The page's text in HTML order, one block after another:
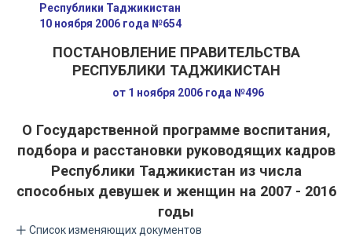
Республики Таджикистан
10 ноября 2006 года №654
ПОСТАНОВЛЕНИЕ ПРАВИТЕЛЬСТВА
РЕСПУБЛИКИ ТАДЖИКИСТАН
от 1 ноября 2006 года №496
О Государственной программе воспитания,
подбора и расстановки руководящих кадров
Республики Таджикистан из числа
способных девушек и женщин на 2007 - 2016
годы
Список изменяющих документов